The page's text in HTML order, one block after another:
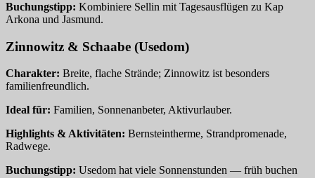
Buchungstipp: Kombiniere Sellin mit Tagesausflügen zu Kap
Arkona und Jasmund.
Zinnowitz & Schaabe (Usedom)
Charakter: Breite, flache Strände; Zinnowitz ist besonders
familienfreundlich.
Ideal für: Familien, Sonnenanbeter, Aktivurlauber.
Highlights & Aktivitäten: Bernsteintherme, Strandpromenade,
Radwege.
Buchungstipp: Usedom hat viele Sonnenstunden — früh buchen